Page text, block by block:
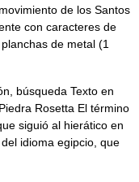
de los Santos
con caracteres de
de metal (1
búsqueda Texto en
Rosetta El término
siguió al hierático en
idioma egipcio, que